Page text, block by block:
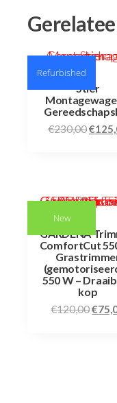
Refurbished
Stier
€230,00€
New
GARDENA
ComfortCut
550 W –
kop
€120,00€